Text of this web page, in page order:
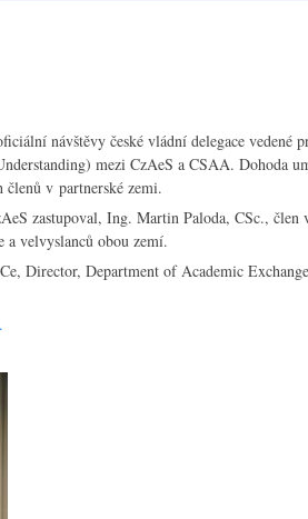
návštěvy české vládní delegace vedené
mezi CzAeS a CSAA. Dohoda
v partnerské zemi.
zastupoval, Ing. Martin Paloda, CSc.,
a velvyslanců obou zemí.
Director, Department of Academic